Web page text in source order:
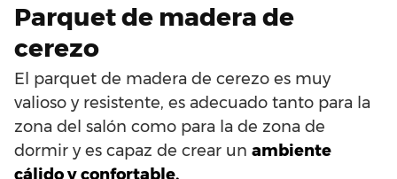
Parquet de madera de
cerezo
El parquet de madera de cerezo es muy
valioso y resistente, es adecuado tanto para la
zona del salón como para la de zona de
dormir y es capaz de crear un ambiente
cálido y confortable.